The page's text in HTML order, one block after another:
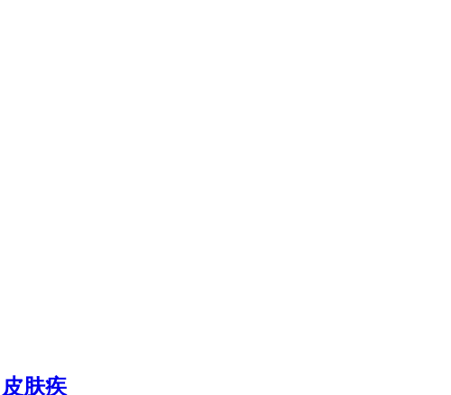
皮肤疾